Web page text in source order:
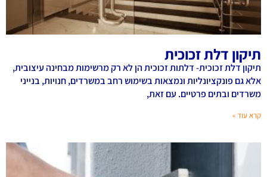
תיקון דלת זכוכית
תיקון דלת זכוכית- דלתות זכוכית הן לא רק מרשימות מבחינה עיצובית,
אלא גם פונקציונליות ונמצאות בשימוש רחב במשרדים, חנויות, בנייני
משרדים ובתים פרטיים. עם זאת,
קרא עוד »